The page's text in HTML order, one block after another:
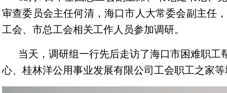
审查委员会主任何清，海口市人大常委会副主任
工会、市总工会相关工作人员参加调研。
当天，调研组一行先后走访了海口市困难职
心、桂林洋公用事业发展有限公司工会职工之家